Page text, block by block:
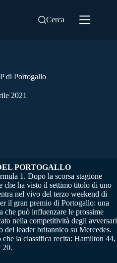
Cerca
di Portogallo
2021
PORTOGALLO
1. Dopo la scorsa stagione
che ha visto il settimo titolo di uno
nel vivo del terzo weekend di
il gran premio di Portogallo: una
che può influenzare le prossime
nella competitività degli avversari
del leader britannico su Mercedes.
la classifica recita: Hamilton 44,
20.